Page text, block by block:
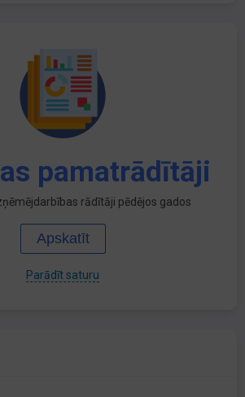
pamatrādītāji
rādītāji pēdējos gados
Apskatīt
Parādīt saturu